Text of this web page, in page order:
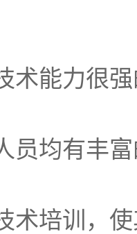
术能力很
员均有丰
术培训，